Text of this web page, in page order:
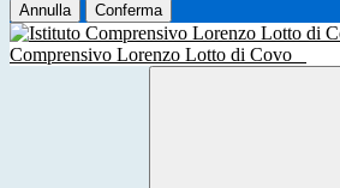
Annulla Conferma
Comprensivo Lorenzo Lotto di Covo